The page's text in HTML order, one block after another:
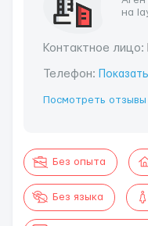
на
Контактное лицо:
Телефон:
Посмотреть
Без опыта
Без языка